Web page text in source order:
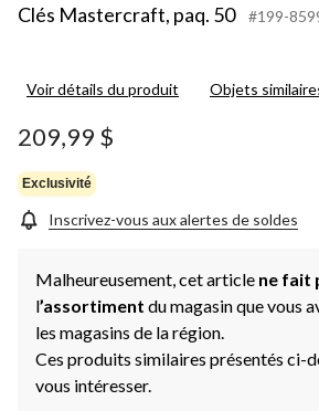
Clés Mastercraft, paq. 50 #199-
Voir détails du produit Objets
209,99 $
Exclusivité
Inscrivez-vous aux alertes de soldes
Malheureusement, cet article ne fait
l’assortiment du magasin que vous
les magasins de la région.
Ces produits similaires présentés ci-
vous intéresser.